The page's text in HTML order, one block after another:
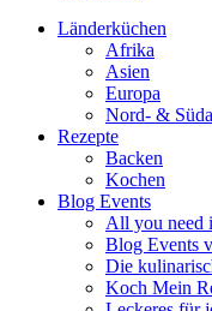
Länderküchen
Afrika
Asien
Europa
Nord- &
Rezepte
Backen
Kochen
Blog Events
All you
Blog Events
Die
Koch Mein